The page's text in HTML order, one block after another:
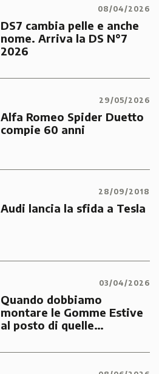
08/04/2026
DS7 cambia pelle e anche
nome. Arriva la DS N°7
2026
29/05/2026
Alfa Romeo Spider Duetto
compie 60 anni
28/09/2018
Audi lancia la sfida a Tesla
03/04/2026
Quando dobbiamo
montare le Gomme Estive
al posto di quelle